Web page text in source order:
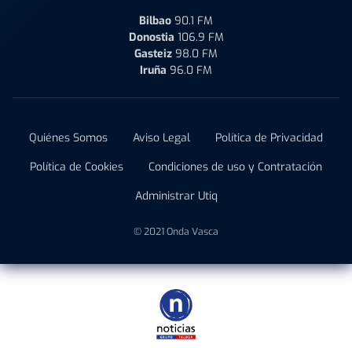
Bilbao 90.1 FM
Donostia 106.9 FM
Gasteiz 98.0 FM
Iruña 96.0 FM
Quiénes Somos Aviso Legal
Política de Privacidad
Política de Cookies
Condiciones de uso y Contratación
Administrar Utiq
© 2021 Onda Vasca